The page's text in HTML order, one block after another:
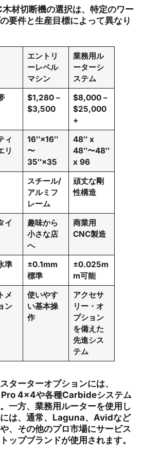
材切断機の選択は、特定のワー
要件と生産目標によって異なり
エントリ
ーレベル
マシン
業務用ル
ーターシ
ステム
$1,280 –
$3,500
$8,000 –
$25,000
+
ィ
リ
16″×16″
〜
35″×35
48″ x
48″〜48″
x 96
スチール/
アルミフ
レーム
頑丈な剛
性構造
イ
趣味から
小さな店
へ
商業用
CNC製造
準
±0.1mm
標準
±0.025m
m可能
メ
ン
使いやす
い基本操
作
アクセサ
リー・オ
プション
を備えた
先進シス
テム
ターターオプションには、
4×4や各種Carbideシステム
一方、業務用ルーターを使用し
は、通常、Laguna、Avidなど
、その他のプロ市場にサービス
ップブランドが使用されます。